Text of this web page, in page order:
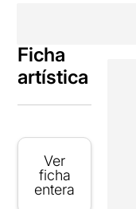
Ficha
artística
Ver
ficha
entera